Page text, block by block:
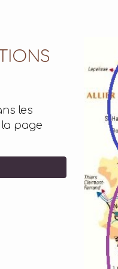
les
page